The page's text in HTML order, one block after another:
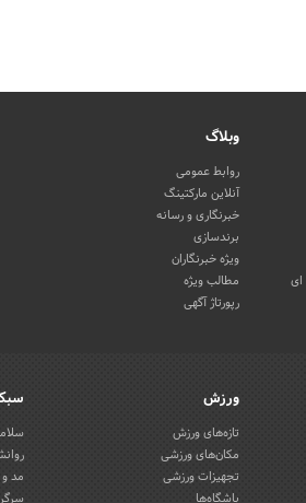
ای
وبلاگ
روابط عمومی
آنلاین مارکتینگ
خبرنگاری و رسانه
برندسازی
ویژه خبرنگاران
مطالب ویژه
رپورتاژ آگهی
ورزش
تازه‌های ورزش
مکان‌های ورزشی
تجهیزات ورزشی
باشگاه‌ها
مد